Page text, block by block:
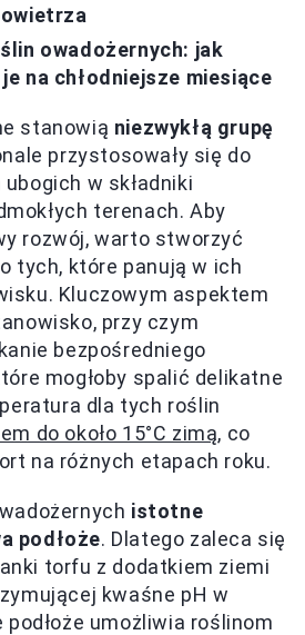
owadożernych: jak
na chłodniejsze miesiące
stanowią niezwykłą grupę
przystosowały się do
w składniki
terenach. Aby
rozwój, warto stworzyć
tych, które panują w ich
Kluczowym aspektem
przy czym
bezpośredniego
mogłoby spalić delikatne
dla tych roślin
do około 15°C zimą, co
na różnych etapach roku.
istotne
podłoże. Dlatego zaleca się
torfu z dodatkiem ziemi
kwaśne pH w
podłoże umożliwia roślinom